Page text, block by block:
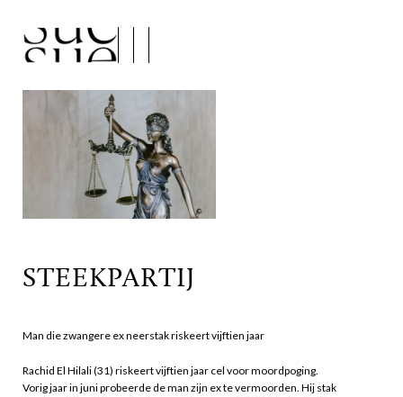
STEEKPARTIJ
Man die zwangere ex neerstak riskeert vijftien jaar
Rachid El Hilali (31) riskeert vijftien jaar cel voor moordpoging.
Vorig jaar in juni probeerde de man zijn ex te vermoorden. Hij stak